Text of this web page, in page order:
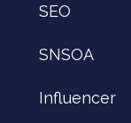
SEO
SNSOA
Influencer